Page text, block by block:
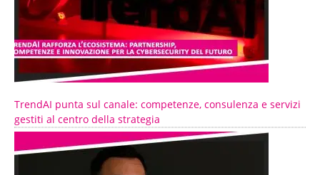
TrendAI punta sul canale: competenze, consulenza e servizi
gestiti al centro della strategia